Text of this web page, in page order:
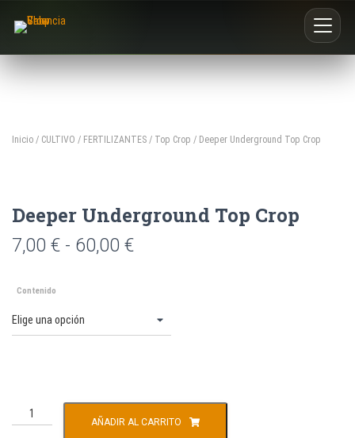
Buscar productos
Inicio / CULTIVO / FERTILIZANTES / Top Crop / Deeper Underground Top Crop
Deeper Underground Top Crop
7,00 € - 60,00 €
Contenido
AÑADIR AL CARRITO